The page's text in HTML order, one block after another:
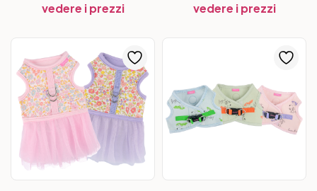
vedere i prezzi
vedere i prezzi